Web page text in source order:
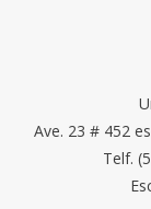
Ave. 23 # 452
Telf.